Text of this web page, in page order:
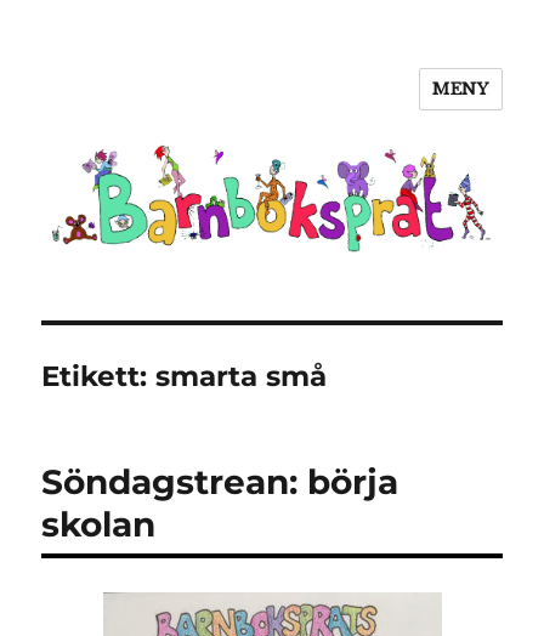
MENY
Etikett:smarta små
Söndagstrean: börja
skolan